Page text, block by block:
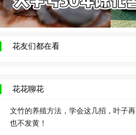
花友们都在看
花花聊花
文竹的养殖方法，学会这几招，叶子再
也不发黄！